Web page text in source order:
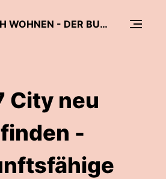
GLÜCKLICH WOHNEN - DER BUWOG PODCAST
City neu
-